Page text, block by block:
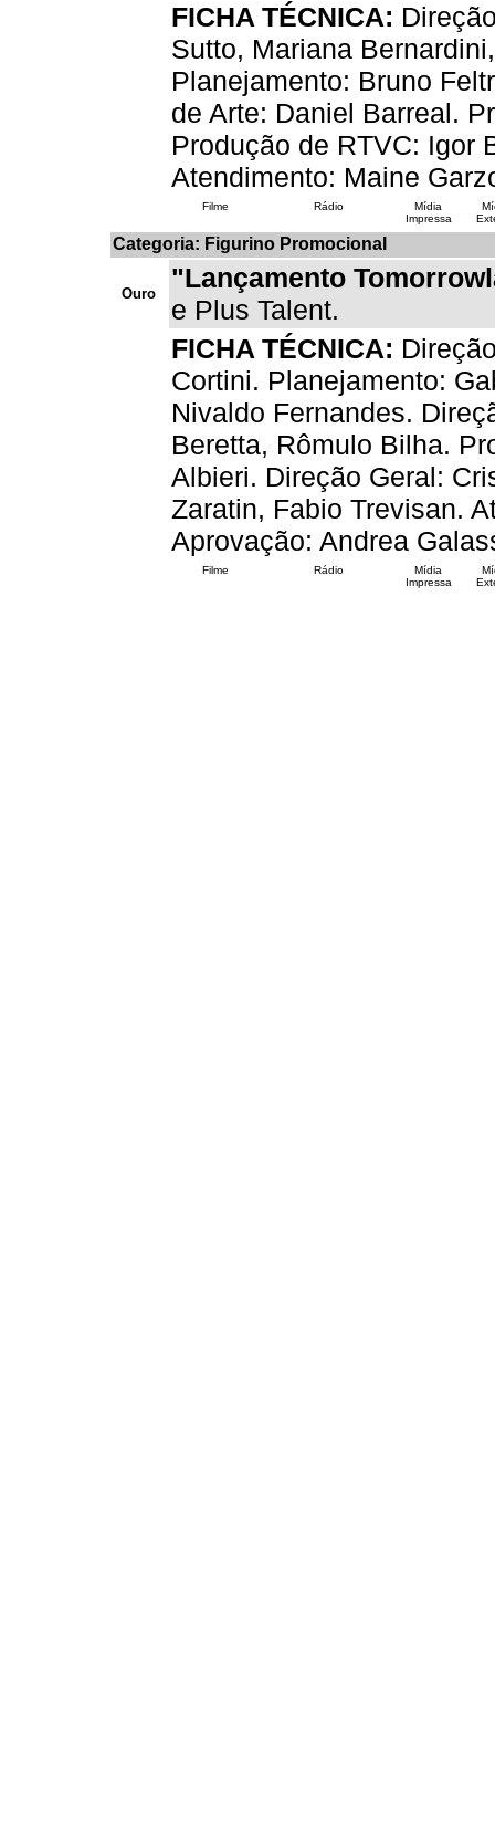
FICHA TÉCNICA:
Sutto, Mariana
Planejamento: Bruno
de Arte: Daniel Barreal.
Produção de RTVC: Igor
Atendimento: Maine
Filme Rádio
Mídia
Impressa
Categoria: Figurino Promocional
Ouro
"Lançamento
e Plus Talent.
FICHA TÉCNICA:
Cortini. Planejamento:
Nivaldo Fernandes.
Beretta, Rômulo Bilha.
Albieri. Direção Geral:
Zaratin, Fabio Trevisan.
Aprovação: Andrea
Filme Rádio
Mídia
Impressa